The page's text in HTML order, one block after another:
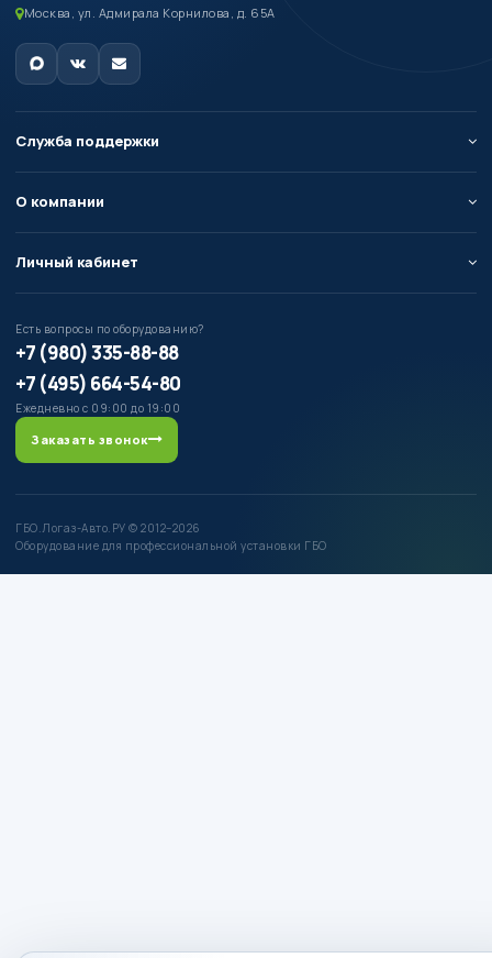
Москва, ул. Адмирала Корнилова, д. 65А
Служба поддержки
О компании
Личный кабинет
Есть вопросы по оборудованию?
+7 (980) 335-88-88
+7 (495) 664-54-80
Ежедневно с 09:00 до 19:00
Заказать звонок
ГБО.Логаз-Авто.РУ © 2012–2026
Оборудование для профессиональной установки ГБО